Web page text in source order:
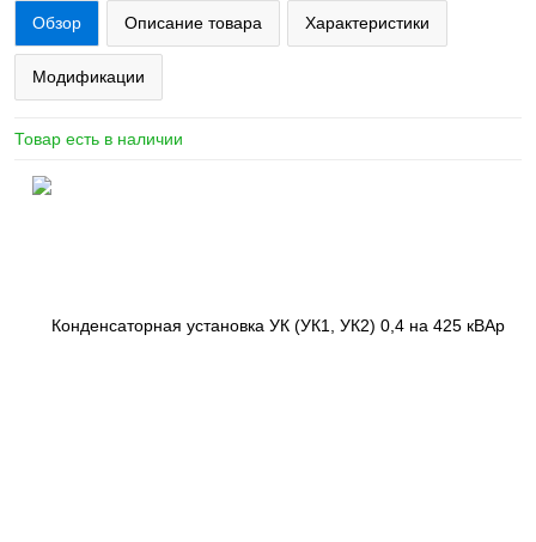
Обзор Описание товара Характеристики
Модификации
Товар есть в наличии